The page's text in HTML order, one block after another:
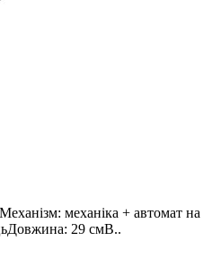
механіка + автомат на
29 смВ..